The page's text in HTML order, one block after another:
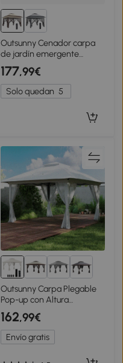
Outsunny Cenador carpa
de jardín emergente
plegable acero poliéster
mosquiteras + bolsa de
transporte con ruedas
caqui Marrón
177,99€
Solo quedan 5
Outsunny Carpa Plegable
Pop-up con Altura
Ajustable Protección
UV50+ Doble Techo y
Mosquiteras 4x4x2,8 m
Crema
162,99€
Envío gratis